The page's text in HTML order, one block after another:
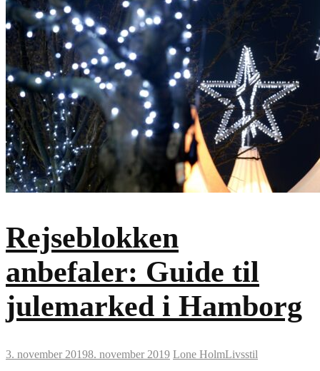
Rejseblokken
anbefaler: Guide til
julemarked i Hamborg
3. november 20198. november 2019 Lone HolmLivsstil